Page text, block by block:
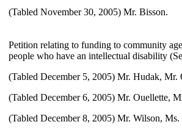
(Tabled November 30, 2005) Mr. Bisson.
Petition relating to funding to community
people who have an intellectual disability
(Tabled December 5, 2005) Mr. Hudak, Mr.
(Tabled December 6, 2005) Mr. Ouellette,
(Tabled December 8, 2005) Mr. Wilson,